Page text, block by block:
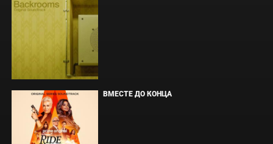
ВМЕСТЕ ДО КОНЦА